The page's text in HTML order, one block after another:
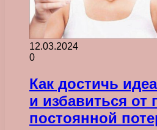
12.03.2024
0
Как достичь
и избавиться
постоянной